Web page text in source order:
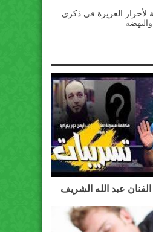
العزيزة في ذكرى
عبد الله الشريف